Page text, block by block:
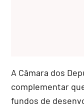
A Câmara dos
complementar
fundos de